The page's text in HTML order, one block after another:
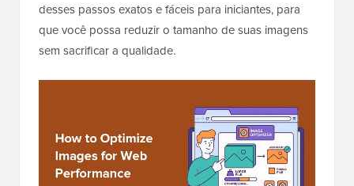
desses passos exatos e fáceis para iniciantes, para
que você possa reduzir o tamanho de suas imagens
sem sacrificar a qualidade.